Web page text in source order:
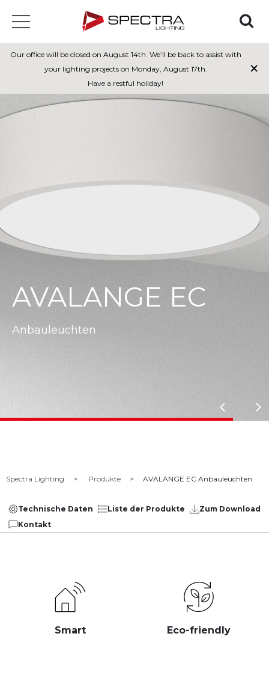
Our office will be closed on August 14th. We’ll be back to assist with
your lighting projects on Monday, August 17th.
Have a restful holiday!
×
AVALANGE EC
Anbauleuchten
Spectra Lighting Produkte AVALANGE EC Anbauleuchten
Technische Daten Liste der Produkte
Zum Download
Kontakt
Smart Eco-friendly